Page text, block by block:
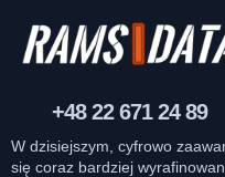
+48 22 671 24 89
W dzisiejszym, cyfrowo
się coraz bardziej